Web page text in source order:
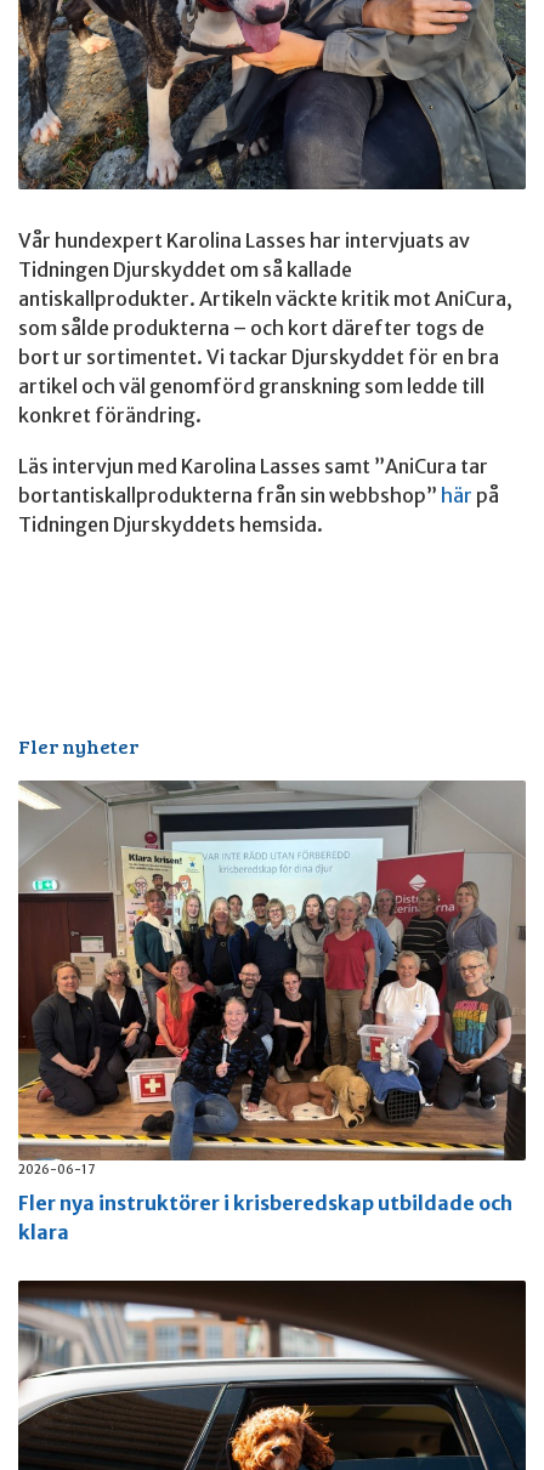
Vår hundexpert Karolina Lasses har intervjuats av
Tidningen Djurskyddet om så kallade
antiskallprodukter. Artikeln väckte kritik mot AniCura,
som sålde produkterna – och kort därefter togs de
bort ur sortimentet. Vi tackar Djurskyddet för en bra
artikel och väl genomförd granskning som ledde till
konkret förändring.
Läs intervjun med Karolina Lasses samt ”AniCura tar
bortantiskallprodukterna från sin webbshop” här på
Tidningen Djurskyddets hemsida.
Fler nyheter
2026-06-17
Fler nya instruktörer i krisberedskap utbildade och
klara